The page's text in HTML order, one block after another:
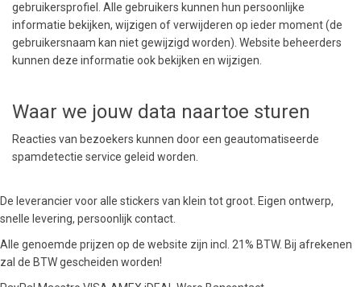
gebruikersprofiel. Alle gebruikers kunnen hun persoonlijke
informatie bekijken, wijzigen of verwijderen op ieder moment (de
gebruikersnaam kan niet gewijzigd worden). Website beheerders
kunnen deze informatie ook bekijken en wijzigen.
Waar we jouw data naartoe sturen
Reacties van bezoekers kunnen door een geautomatiseerde
spamdetectie service geleid worden.
De leverancier voor alle stickers van klein tot groot. Eigen ontwerp,
snelle levering, persoonlijk contact.
Alle genoemde prijzen op de website zijn incl. 21% BTW. Bij afrekenen
zal de BTW gescheiden worden!